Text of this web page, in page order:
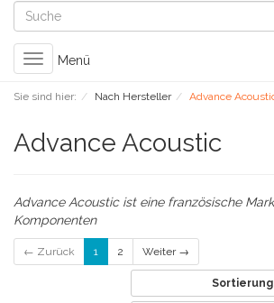
Toggle
navigation
Menü
Sie sind hier: Nach Hersteller Advance
Advance Acoustic
Advance Acoustic ist eine französische
Komponenten
← Zurück 1 2 Weiter →